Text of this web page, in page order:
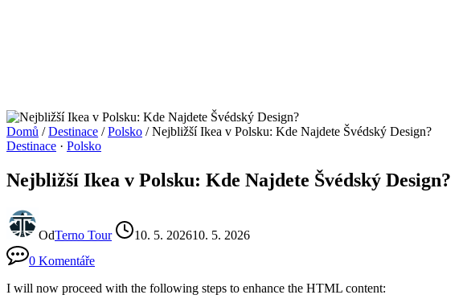
Domů / Destinace / Polsko / Nejbližší Ikea v Polsku: Kde Najdete Švédský Design?
Destinace · Polsko
Nejbližší Ikea v Polsku: Kde Najdete Švédský Design?
OdTerno Tour 10. 5. 202610. 5. 2026
0 Komentáře
I will now proceed with the following steps to enhance the HTML content: